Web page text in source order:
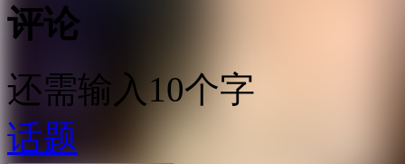
评论
还需输入10个字
话题